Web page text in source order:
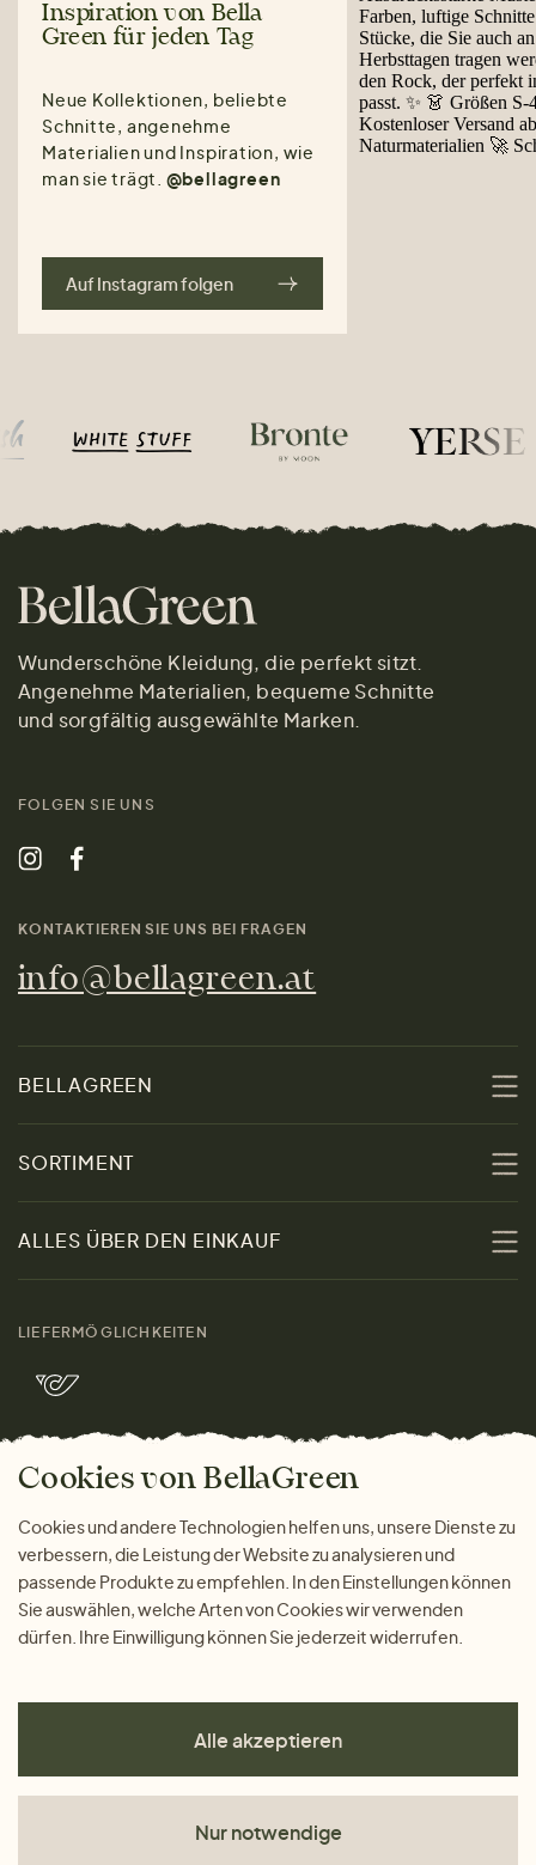
Inspiration von Bella
Green für jeden Tag
Neue Kollektionen, beliebte
Schnitte, angenehme
Materialien und Inspiration, wie
man sie trägt. @bellagreen
Auf Instagram folgen
Wunderschöne Kleidung, die perfekt sitzt.
Angenehme Materialien, bequeme Schnitte
und sorgfältig ausgewählte Marken.
FOLGEN SIE UNS
KONTAKTIEREN SIE UNS BEI FRAGEN
info@bellagreen.at
BELLAGREEN
Nachhaltigkeit
Kontakt
Marken
Bella Green Magazin
SORTIMENT
Damen
Herren
Wohnen
Geschenke
ALLES ÜBER DEN EINKAUF
Warum bei uns einkaufen
LIEFERMÖGLICHKEITEN
ZAHLUNGSMÖGLICHKEITEN
Cookies von BellaGreen
Cookies und andere Technologien helfen uns, unsere Dienste zu
verbessern, die Leistung der Website zu analysieren und
passende Produkte zu empfehlen. In den Einstellungen können
Sie auswählen, welche Arten von Cookies wir verwenden
dürfen. Ihre Einwilligung können Sie jederzeit widerrufen.
Alle akzeptieren
Nur notwendige